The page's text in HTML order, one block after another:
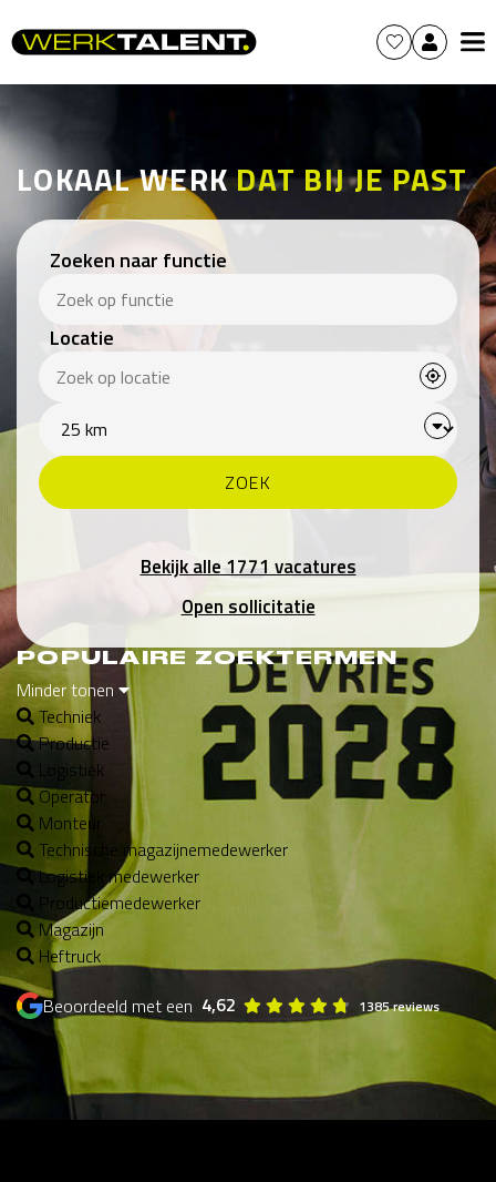
LOKAAL WERKDAT BIJ JE PAST
Zoeken naar functie
Locatie
Bekijk alle 1771 vacatures
Open sollicitatie
POPULAIRE ZOEKTERMEN
Minder tonen
Techniek
Productie
Logistiek
Operator
Monteur
Technische magazijnemedewerker
Logistiek medewerker
Productiemedewerker
Magazijn
Heftruck
Beoordeeld met een 4,62 1385 reviews